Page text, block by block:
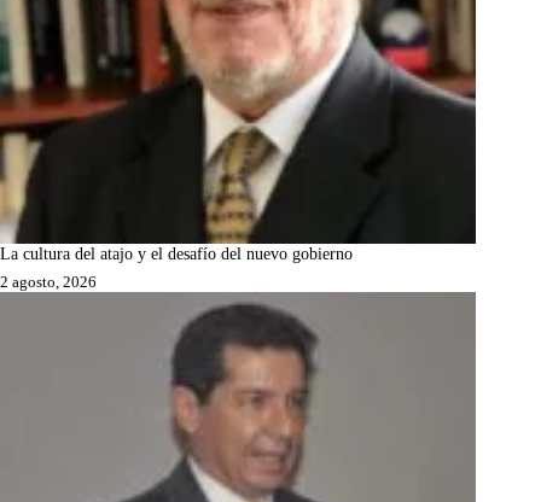
La cultura del atajo y el desafío del nuevo gobierno
2 agosto, 2026